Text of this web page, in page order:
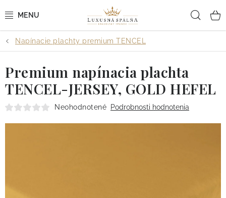
na
POSTEĽNÉ OBLIEČKY
POSTEĽNÉ PLACHTY
PREHOZY A PAPLÓNY
VANKÚŠE A OBLIEČKY
Napínacie plachty premium TENCEL
Premium napínacia plachta
TENCEL-JERSEY, GOLD HEFEL
Neohodnotené Podrobnosti hodnotenia